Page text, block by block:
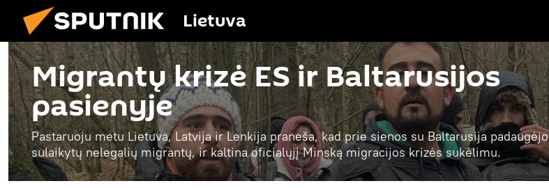
Lietuva
Migrantų krizė ES ir Baltarusijos
pasienyje
Pastaruoju metu Lietuva, Latvija ir Lenkija praneša, kad prie sienos su Baltarusija padaugėjo
sulaikytų nelegalių migrantų, ir kaltina oficialųjį Minską migracijos krizės sukėlimu.